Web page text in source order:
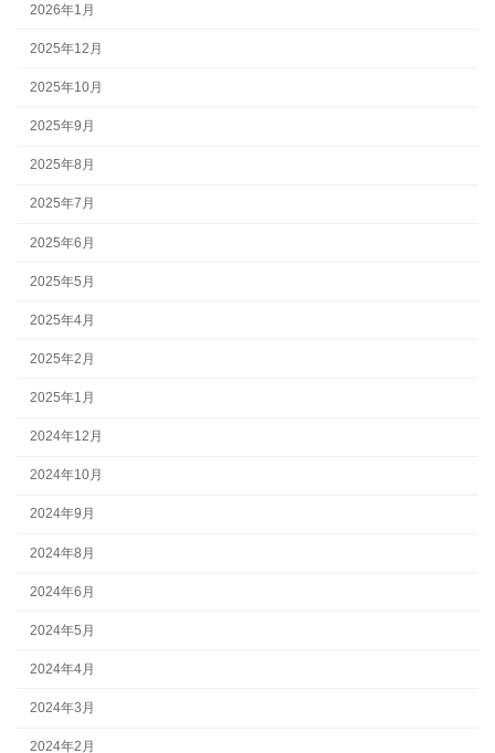
2026年1月
2025年12月
2025年10月
2025年9月
2025年8月
2025年7月
2025年6月
2025年5月
2025年4月
2025年2月
2025年1月
2024年12月
2024年10月
2024年9月
2024年8月
2024年6月
2024年5月
2024年4月
2024年3月
2024年2月